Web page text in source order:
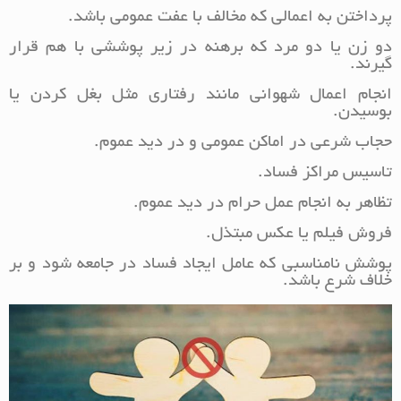
پرداختن به اعمالی که مخالف با عفت عمومی باشد.
دو زن یا دو مرد که برهنه در زیر پوششی با هم قرار
گیرند.
انجام اعمال شهوانی مانند رفتاری مثل بغل کردن یا
بوسیدن.
حجاب شرعی در اماکن عمومی و در دید عموم.
تاسیس مراکز فساد.
تظاهر به انجام عمل حرام در دید عموم.
فروش فیلم یا عکس مبتذل.
پوشش نامناسبی که عامل ایجاد فساد در جامعه شود و بر
خلاف شرع باشد.